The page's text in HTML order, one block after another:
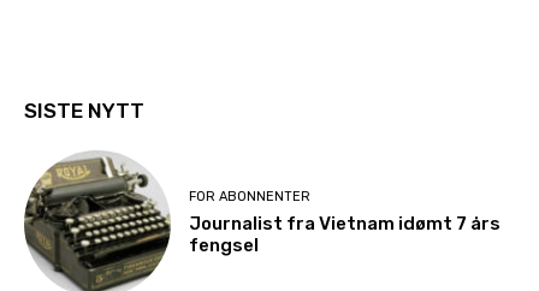
SISTE NYTT
FOR ABONNENTER
Journalist fra Vietnam idømt 7 års
fengsel